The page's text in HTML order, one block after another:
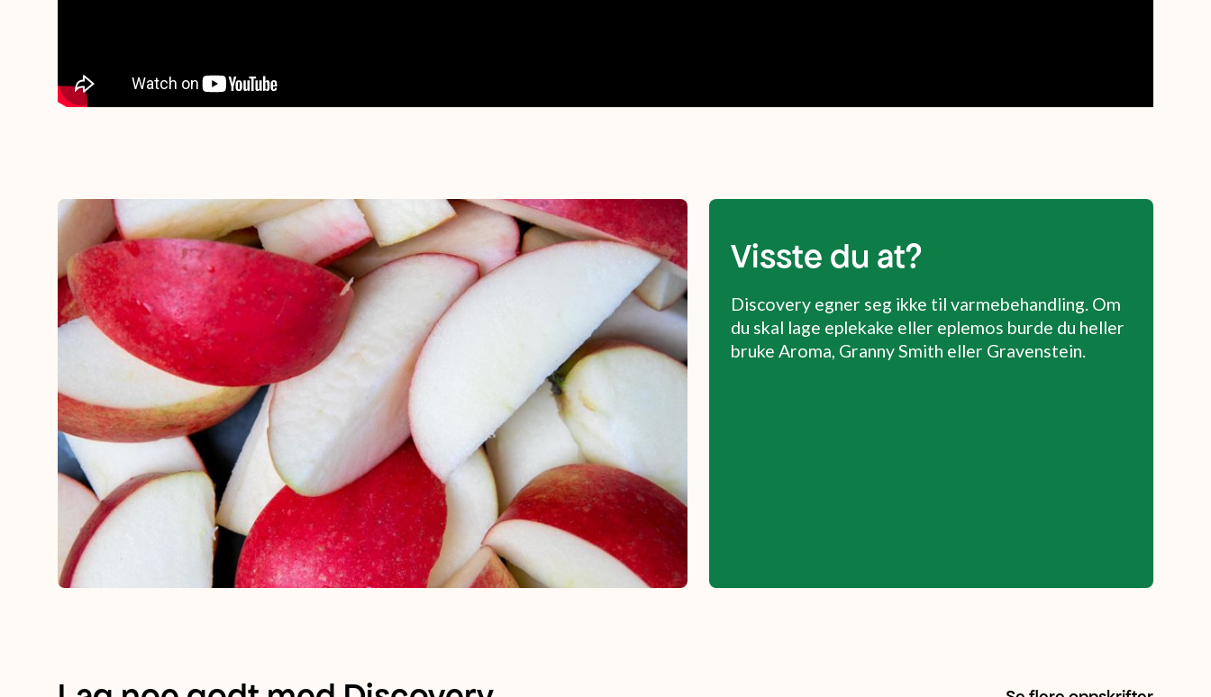
Visste du at?
Discovery egner seg ikke til varmebehandling. Om
du skal lage eplekake eller eplemos burde du heller
bruke Aroma, Granny Smith eller Gravenstein.